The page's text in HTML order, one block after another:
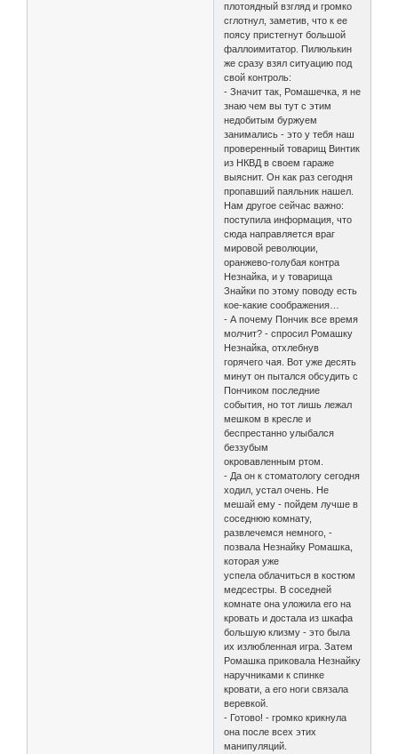
плотоядный взгляд и громко
сглотнул, заметив, что к ее
поясу пристегнут большой
фаллоимитатор. Пилюлькин
же сразу взял ситуацию под
свой контроль:
- Значит так, Ромашечка, я не
знаю чем вы тут с этим
недобитым буржуем
занимались - это у тебя наш
проверенный товарищ Винтик
из НКВД в своем гараже
выяснит. Он как раз сегодня
пропавший паяльник нашел.
Нам другое сейчас важно:
поступила информация, что
сюда направляется враг
мировой революции,
оранжево-голубая контра
Незнайка, и у товарища
Знайки по этому поводу есть
кое-какие соображения…
- А почему Пончик все время
молчит? - спросил Ромашку
Незнайка, отхлебнув
горячего чая. Вот уже десять
минут он пытался обсудить с
Пончиком последние
события, но тот лишь лежал
мешком в кресле и
беспрестанно улыбался
беззубым
окровавленным ртом.
- Да он к стоматологу сегодня
ходил, устал очень. Не
мешай ему - пойдем лучше в
соседнюю комнату,
развлечемся немного, -
позвала Незнайку Ромашка,
которая уже
успела облачиться в костюм
медсестры. В соседней
комнате она уложила его на
кровать и достала из шкафа
большую клизму - это была
их излюбленная игра. Затем
Ромашка приковала Незнайку
наручниками к спинке
кровати, а его ноги связала
веревкой.
- Готово! - громко крикнула
она после всех этих
манипуляций.